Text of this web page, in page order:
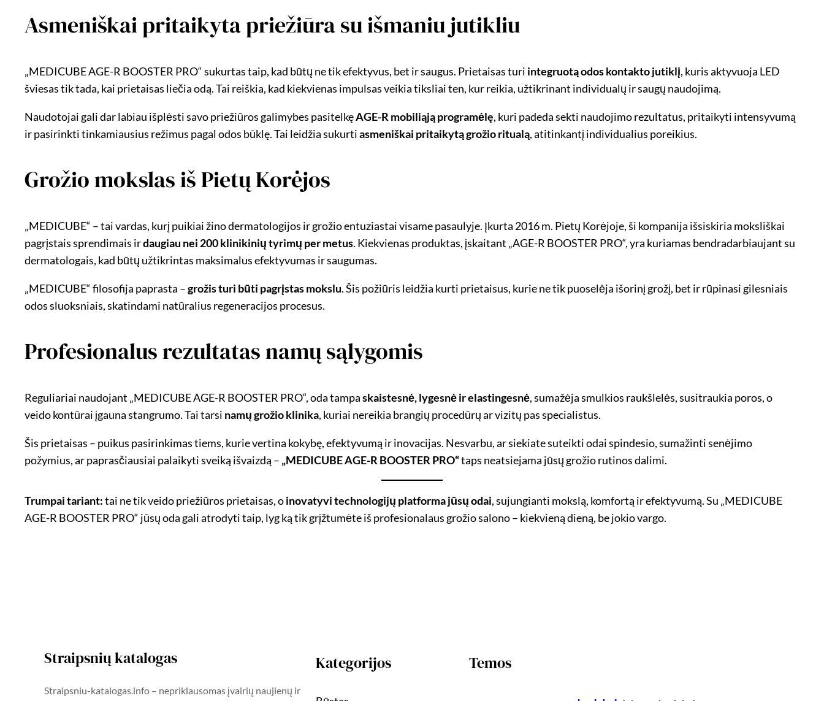
Asmeniškai pritaikyta priežiūra su išmaniu jutikliu
„MEDICUBE AGE-R BOOSTER PRO“ sukurtas taip, kad būtų ne tik efektyvus, bet ir saugus. Prietaisas turi integruotą odos kontakto jutiklį, kuris aktyvuoja LED
šviesas tik tada, kai prietaisas liečia odą. Tai reiškia, kad kiekvienas impulsas veikia tiksliai ten, kur reikia, užtikrinant individualų ir saugų naudojimą.
Naudotojai gali dar labiau išplėsti savo priežiūros galimybes pasitelkęAGE-R mobiliąją programėlę, kuri padeda sekti naudojimo rezultatus, pritaikyti intensyvumą
ir pasirinkti tinkamiausius režimus pagal odos būklę. Tai leidžia sukurtiasmeniškai pritaikytą grožio ritualą, atitinkantį individualius poreikius.
Grožio mokslas iš Pietų Korėjos
„MEDICUBE“ – tai vardas, kurį puikiai žino dermatologijos ir grožio entuziastai visame pasaulyje. Įkurta 2016 m. Pietų Korėjoje, ši kompanija išsiskiria moksliškai
pagrįstais sprendimais irdaugiau nei 200 klinikinių tyrimų per metus. Kiekvienas produktas, įskaitant „AGE-R BOOSTER PRO“, yra kuriamas bendradarbiaujant su
dermatologais, kad būtų užtikrintas maksimalus efektyvumas ir saugumas.
„MEDICUBE“ filosofija paprasta –grožis turi būti pagrįstas mokslu. Šis požiūris leidžia kurti prietaisus, kurie ne tik puoselėja išorinį grožį, bet ir rūpinasi gilesniais
odos sluoksniais, skatindami natūralius regeneracijos procesus.
Profesionalus rezultatas namų sąlygomis
Reguliariai naudojant „MEDICUBE AGE-R BOOSTER PRO“, oda tampaskaistesnė, lygesnė ir elastingesnė, sumažėja smulkios raukšlelės, susitraukia poros, o
veido kontūrai įgauna stangrumo. Tai tarsi namų grožio klinika, kuriai nereikia brangių procedūrų ar vizitų pas specialistus.
Šis prietaisas – puikus pasirinkimas tiems, kurie vertina kokybę, efektyvumą ir inovacijas. Nesvarbu, ar siekiate suteikti odai spindesio, sumažinti senėjimo
požymius, ar paprasčiausiai palaikyti sveiką išvaizdą – „MEDICUBE AGE-R BOOSTER PRO“taps neatsiejama jūsų grožio rutinos dalimi.
Trumpai tariant:tai ne tik veido priežiūros prietaisas, oinovatyvi technologijų platforma jūsų odai, sujungianti mokslą, komfortą ir efektyvumą. Su „MEDICUBE
AGE-R BOOSTER PRO“ jūsų oda gali atrodyti taip, lyg ką tik grįžtumėte iš profesionalaus grožio salono – kiekvieną dieną, be jokio vargo.
Straipsnių katalogas
Straipsniu-katalogas.info – nepriklausomas įvairių naujienų ir
Kategorijos Temos